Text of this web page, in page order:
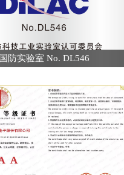
国防实验室 No. DL546